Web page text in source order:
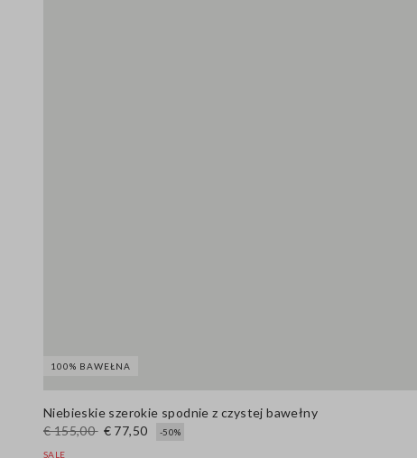
100% BAWEŁNA
Niebieskie szerokie spodnie z czystej bawełny
€ 155,00 € 77,50 -50%
SALE